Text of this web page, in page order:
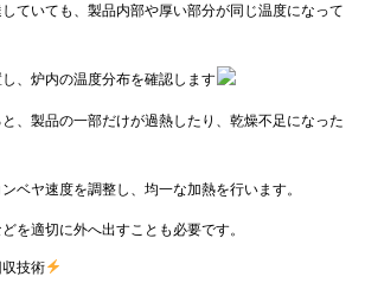
ていても、製品内部や厚い部分が同じ温度になって
、炉内の温度分布を確認します
、製品の一部だけが過熱したり、乾燥不足になった
ベヤ速度を調整し、均一な加熱を行います。
を適切に外へ出すことも必要です。
技術